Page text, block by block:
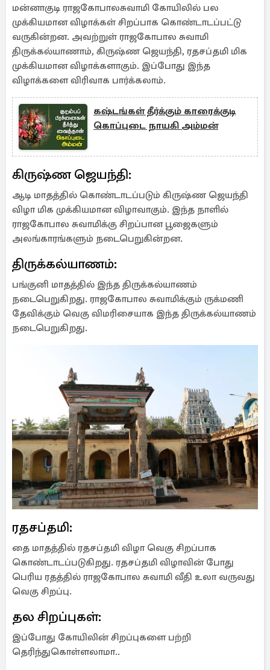
மன்னாகுடி ராஜகோபாலசுவாமி கோயிலில் பல
முக்கியமான விழாக்கள் சிறப்பாக கொண்டாடப்பட்டு
வருகின்றன. அவற்றுள் ராஜகோபால சுவாமி
திருக்கல்யாணாம், கிருஷ்ண ஜெயந்தி, ரதசப்தமி மிக
முக்கியமான விழாக்களாகும். இப்போது இந்த
விழாக்களை விரிவாக பார்க்கலாம்.
கஷ்டங்கள் தீர்க்கும் காரைக்குடி
கொப்புடை நாயகி அம்மன்
கிருஷ்ண ஜெயந்தி:
ஆடி மாதத்தில் கொண்டாடப்படும் கிருஷ்ண ஜெயந்தி
விழா மிக முக்கியமான விழாவாகும். இந்த நாளில்
ராஜகோபால சுவாமிக்கு சிறப்பான பூஜைகளும்
அலங்காரங்களும் நடைபெறுகின்றன.
திருக்கல்யாணம்:
பங்குனி மாதத்தில் இந்த திருக்கல்யாணம்
நடைபெறுகிறது. ராஜகோபால சுவாமிக்கும் ருக்மணி
தேவிக்கும் வெகு விமரிசையாக இந்த திருக்கல்யாணம்
நடைபெறுகிறது.
ரதசப்தமி:
தை மாதத்தில் ரதசப்தமி விழா வெகு சிறப்பாக
கொண்டாடப்படுகிறது. ரதசப்தமி விழாவின் போது
பெரிய ரதத்தில் ராஜகோபால சுவாமி வீதி உலா வருவது
வெகு சிறப்பு.
தல சிறப்புகள்:
இப்போது கோயிலின் சிறப்புகளை பற்றி
தெரிந்துகொள்ளலாமா..